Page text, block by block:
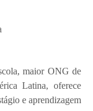
maior ONG de
Latina, oferece
e aprendizagem